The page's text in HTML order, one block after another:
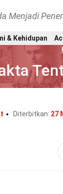
Menjadi
& Kehidupan
Diterbitkan: 27